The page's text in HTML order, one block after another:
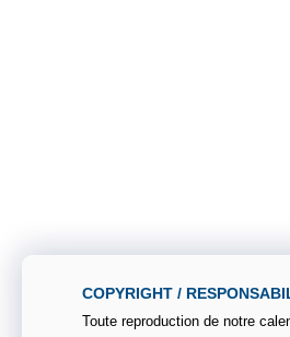
COPYRIGHT /
Toute reproduction de notre